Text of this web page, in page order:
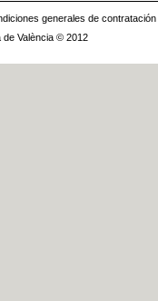
generales de contratación
de València © 2012